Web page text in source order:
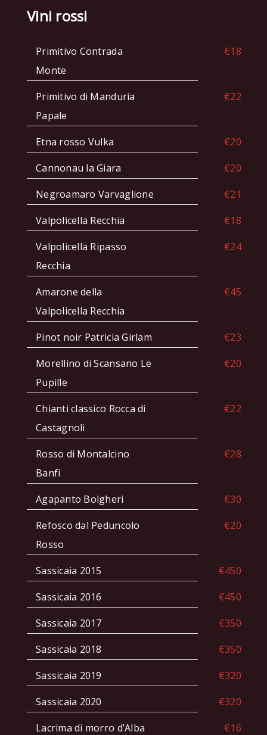
Vini rossi
Primitivo Contrada
Monte
€18
Primitivo di Manduria
Papale
€22
Etna rosso Vulka
€20
Cannonau la Giara
€20
Negroamaro Varvaglione
€21
Valpolicella Recchia
€18
Valpolicella Ripasso
Recchia
€24
Amarone della
Valpolicella Recchia
€45
Pinot noir Patricia Girlam
€23
Morellino di Scansano Le
Pupille
€20
Chianti classico Rocca di
Castagnoli
€22
Rosso di Montalcino
Banfi
€28
Agapanto Bolgheri
€30
Refosco dal Peduncolo
Rosso
€20
Sassicaia 2015
€450
Sassicaia 2016
€450
Sassicaia 2017
€350
Sassicaia 2018
€350
Sassicaia 2019
€320
Sassicaia 2020
€320
Lacrima di morro d’Alba
€16